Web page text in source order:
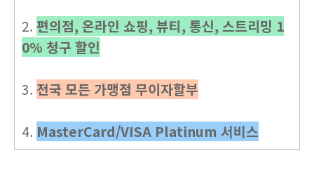
2. 편의점, 온라인 쇼핑, 뷰티, 통신, 스트리밍 1
0% 청구 할인
3. 전국 모든 가맹점 무이자할부
4. MasterCard/VISA Platinum 서비스